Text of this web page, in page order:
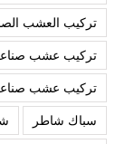
تركيب العشب
تركيب عشب
تركيب عشب
سباك شاطر